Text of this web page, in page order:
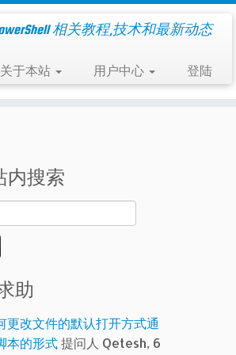
相关教程,技术和最新动态
关于本站 用户中心 登陆
内搜索
助
更改文件的默认打开方式通
本的形式提问人 Qetesh, 6